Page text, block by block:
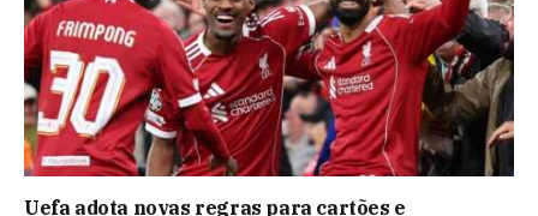
Uefa adota novas regras para cartões e